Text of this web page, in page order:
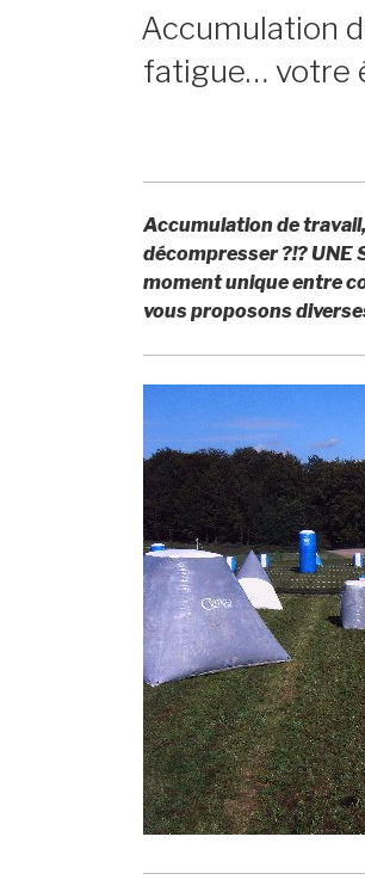
Accumulation
fatigue… votre
Accumulation de
décompresser ?!? UNE
moment unique entre
vous proposons